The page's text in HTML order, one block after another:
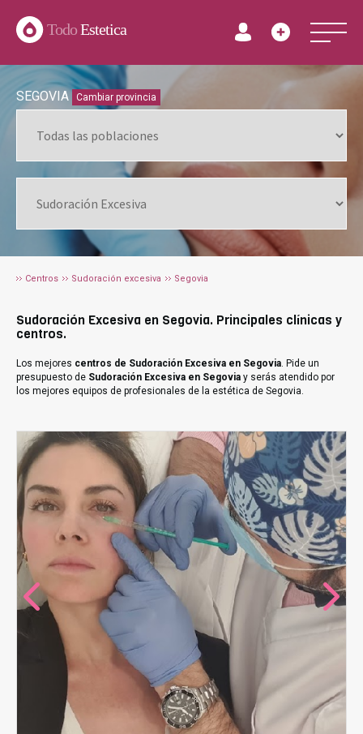
TodoEstetica
SEGOVIA Cambiar provincia
Centros Sudoración excesiva Segovia
Sudoración Excesiva en Segovia. Principales clínicas y
centros.
Los mejores centros de Sudoración Excesiva en Segovia. Pide un
presupuesto de Sudoración Excesiva en Segovia y serás atendido por
los mejores equipos de profesionales de la estética de Segovia.